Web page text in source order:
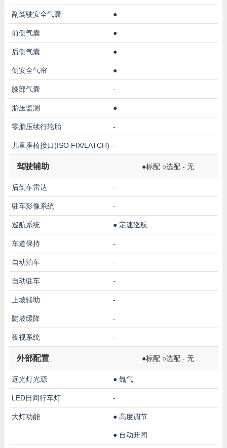
副驾驶安全气囊 ●
前侧气囊 ●
后侧气囊 ●
侧安全气帘 ●
膝部气囊 -
胎压监测 ●
零胎压续行轮胎 -
儿童座椅接口(ISO FIX/LATCH) -
驾驶辅助 ●标配 ○选配 - 无
后倒车雷达 -
驻车影像系统 -
巡航系统 ● 定速巡航
车道保持 -
自动泊车 -
自动驻车 -
上坡辅助 -
陡坡缓降 -
夜视系统 -
外部配置 ●标配 ○选配 - 无
远光灯光源 ● 氙气
LED日间行车灯 -
大灯功能 ● 高度调节
● 自动开闭